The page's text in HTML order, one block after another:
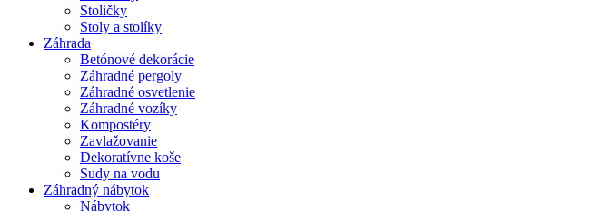
Stoličky
Stoly a stolíky
Záhrada
Betónové dekorácie
Záhradné pergoly
Záhradné osvetlenie
Záhradné vozíky
Kompostéry
Zavlažovanie
Dekoratívne koše
Sudy na vodu
Záhradný nábytok
Nábytok